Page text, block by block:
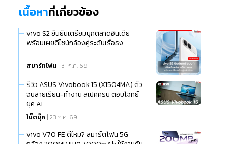
เนื้อหาที่เกี่ยวข้อง
vivo S2 ยืนยันเตรียมบุกตลาดอินเดีย
พร้อมเผยดีไซน์กล้องคู่ระดับเรือธง
สมาร์ทโฟน | 31 ก.ค. 69
รีวิว ASUS Vivobook 15 (X1504MA) ตัว
จบสายเรียน-ทำงาน สเปคครบ ตอบโจทย์
ยุค AI
โน๊ตบุ๊ค | 23 ก.ค. 69
vivo V70 FE ดีไหม? สมาร์ตโฟน 5G